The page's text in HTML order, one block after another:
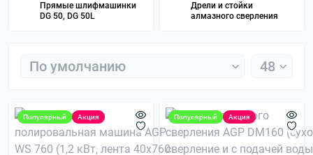
Прямые шлифмашинки
DG 50, DG 50L
Дрели и стойки
алмазного сверления
Популярный Акция Популярный Акция